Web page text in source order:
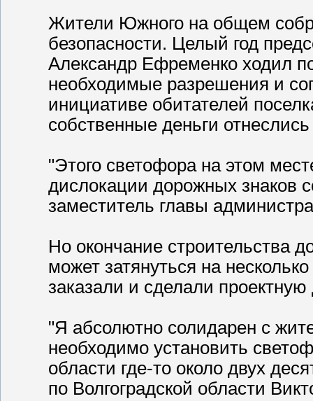
Жители Южного на общем
безопасности. Целый год
Александр Ефременко ходил
необходимые разрешения и
инициативе обитателей
собственные деньги отнеслись
"Этого светофора на этом
дислокации дорожных знаков
заместитель главы
Но окончание строительства
может затянуться на
заказали и сделали
"Я абсолютно солидарен с
необходимо установить
области где-то около двух
по Волгоградской области